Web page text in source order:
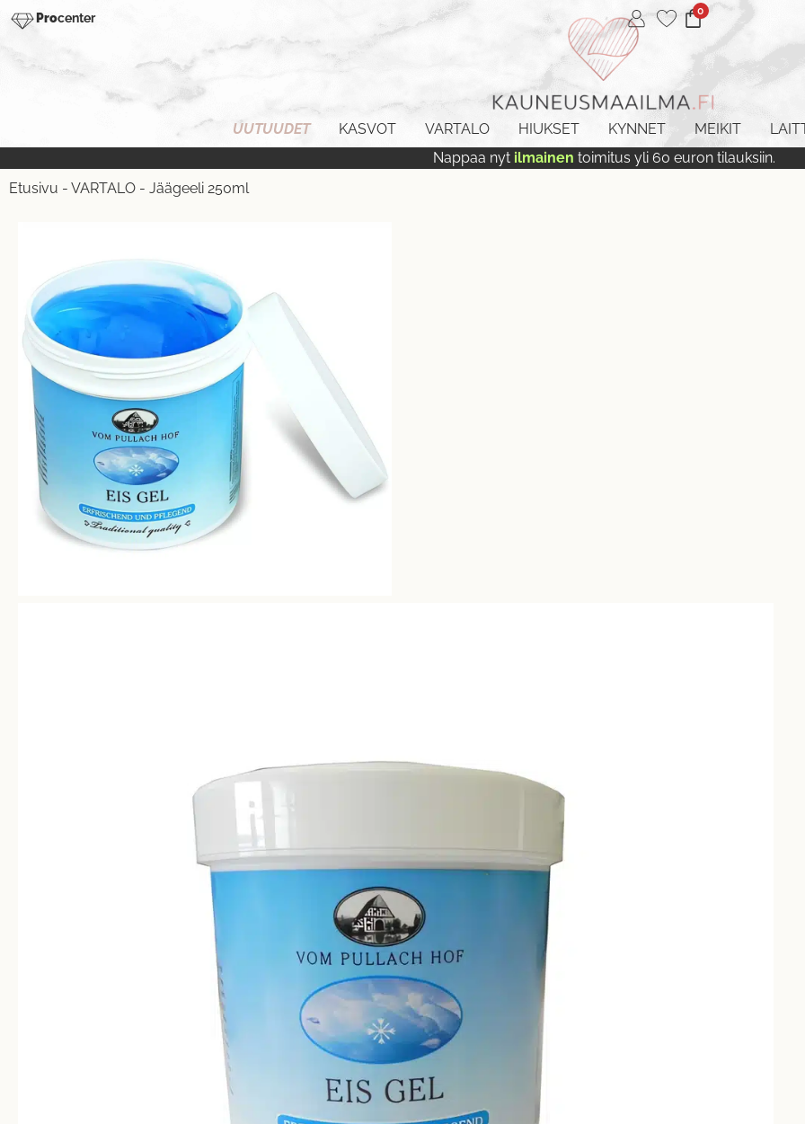
Procenter 0
UUTUUDET KASVOT VARTALO HIUKSET KYNNET MEIKIT
Nappaa nyt ilmainen toimitus yli 60 euron tilauksiin.
Etusivu - VARTALO - Jäägeeli 250ml